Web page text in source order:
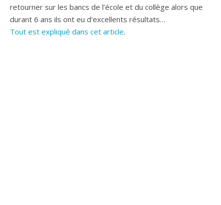
retourner sur les bancs de l’école et du collège alors que
durant 6 ans ils ont eu d’excellents résultats…
Tout est expliqué dans cet article.